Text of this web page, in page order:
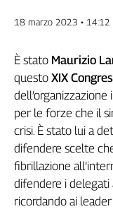
Fp
Slc
Spi
Inca
Caaf
Speciali
G8
di
Genova,
18 marzo 2023 • 14:12
È stato Maurizio
questo XIX
per le forze che il
crisi. È stato lui a
difendere scelte
fibrillazione
difendere i delegati
ricordando ai